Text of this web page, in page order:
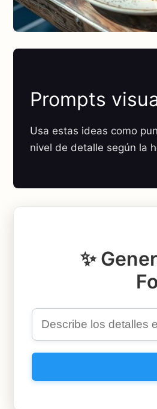
Prompts
Usa estas ideas como
nivel de detalle según la
✨